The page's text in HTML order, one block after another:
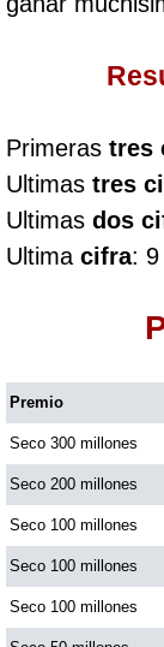
Culona
Culona
Dorado
Dorado
Primeras tres
Ultimas tres
Ultimas dos
Ultima cifra: 9
Premio
Seco 300 millones
Seco 200 millones
Seco 100 millones
Seco 100 millones
Seco 100 millones